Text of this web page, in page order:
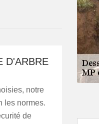
D'ARBRE
notre
les normes.
de